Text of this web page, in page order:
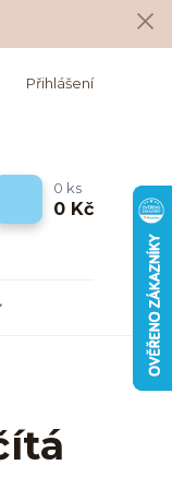
Přihlášení
0 ks
0 Kč